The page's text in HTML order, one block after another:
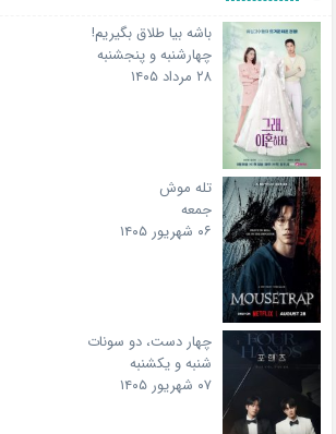
باشه بیا طلاق بگیریم!
چهارشنبه و پنجشنبه
۲۸ مرداد ۱۴۰۵
تله موش
جمعه
۰۶ شهریور ۱۴۰۵
چهار دست، دو سونات
شنبه و یکشنبه
۰۷ شهریور ۱۴۰۵